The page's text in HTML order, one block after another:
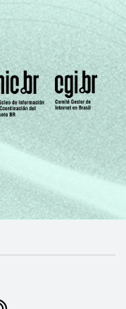
EM NOVA ABA)
EM NOVA ABA)
(ABRE EM NOVA
(ABRE EM NOVA
NIC.BR (ABRE EM
DO NIC.BR (ABRE
DO NIC.BR
DO NIC.BR (ABRE